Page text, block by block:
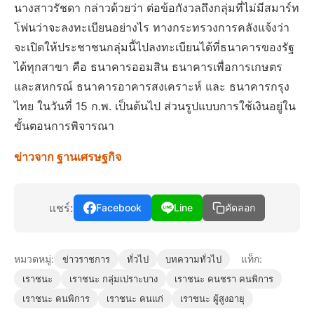
นางสาวรัชดา กล่าวด้วยว่า ต่อข้อกังวลถึงกลุ่มที่ไม่มีสมาร์ท
โฟนว่าจะลงทะเบียนอย่างไร ทางกระทรวงการคลังแจ้งว่า
จะเปิดให้ประชาชนกลุ่มนี้ไปลงทะเบียนได้ที่ธนาคารของรัฐ
ได้ทุกสาขา คือ ธนาคารออมสิน ธนาคารเพื่อการเกษตร
และสหกรณ์ ธนาคารอาคารสงเคราะห์ และ ธนาคารกรุง
ไทย ในวันที่ 15 ก.พ. เป็นต้นไป ส่วนรูปแบบการใช้เงินอยู่ใน
ขั้นตอนการพิจารณา
ข่าวจาก ฐานเศรษฐกิจ
แชร์: Facebook Line คัดลอก
หมวดหมู่: ข่าวราชการ ทั่วไป บทความทั่วไป แท็ก:
เราชนะ เราชนะ กลุ่มเปราะบาง
เราชนะ คนชรา คนพิการ
เราชนะ คนพิการ
เราชนะ คนแก่ เราชนะ ผู้สูงอายุ